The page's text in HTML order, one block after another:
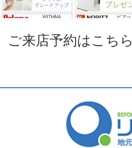
ご来店予約はこちら